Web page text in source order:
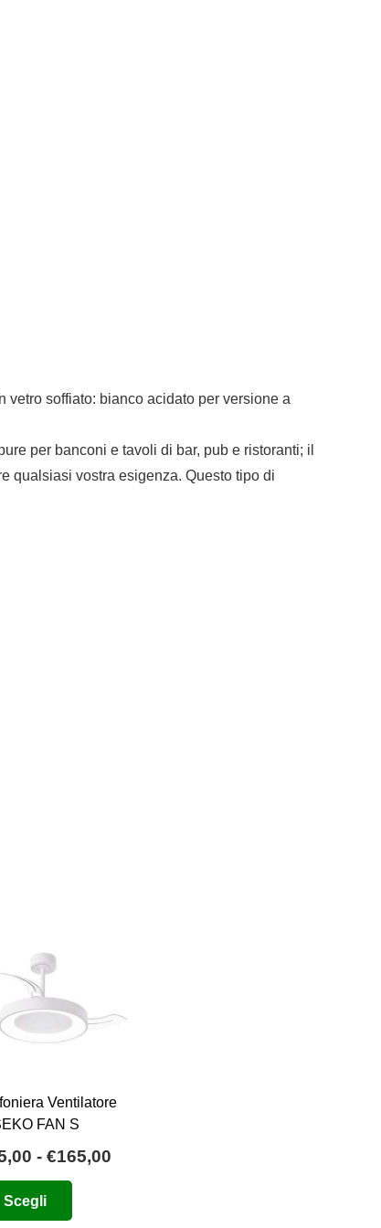
soffiato: bianco acidato per versione a
per banconi e tavoli di bar, pub e ristoranti; il
qualsiasi vostra esigenza. Questo tipo di
Ventilatore
FAN S
- €165,00Fascia
Scegli